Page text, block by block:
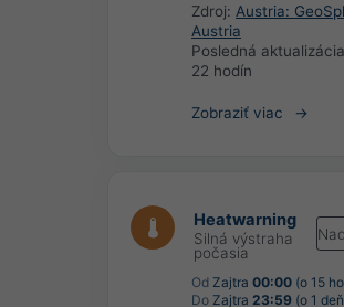
Zdroj: Austria:
Austria
Posledná
22 hodín
Zobraziť viac
Heatwarning
Silná výstraha
počasia
Od Zajtra 00:00 (o 15
Do Zajtra 23:59 (o 1